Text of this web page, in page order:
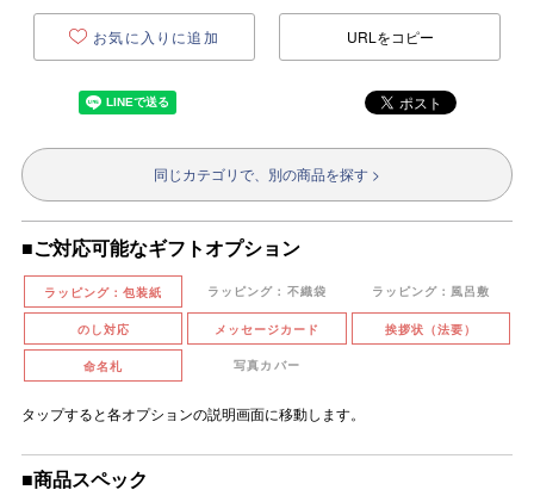
お気に入りに追加 URLをコピー
同じカテゴリで、別の商品を探す >
■ご対応可能なギフトオプション
ラッピング：包装紙 ラッピング：不織袋 ラッピング：風呂敷
のし対応 メッセージカード 挨拶状（法要）
命名札 写真カバー
タップすると各オプションの説明画面に移動します。
■商品スペック